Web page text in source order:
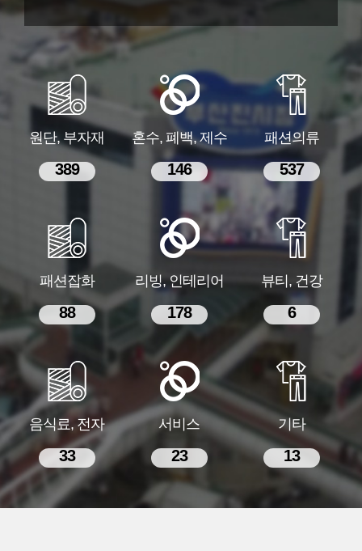
원단, 부자재
389
혼수, 폐백, 제수
146
패션의류
537
패션잡화
88
리빙, 인테리어
178
뷰티, 건강
6
음식료, 전자
33
서비스
23
기타
13